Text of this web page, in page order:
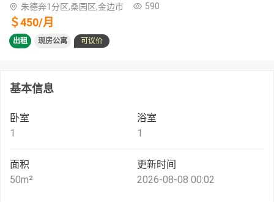
朱德奔1分区,桑园区,金边市 590
＄450/月
出租 现房公寓 可议价
基本信息
卧室
1
浴室
1
面积
50m²
更新时间
2026-08-08 00:02